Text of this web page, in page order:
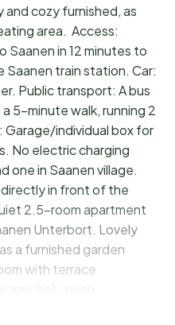
cozy furnished, as
area. Access:
in 12 minutes to
Saanen train station. Car:
Public transport: A bus
5-minute walk, running 2
Garage/individual box for
No electric charging
one in Saanen village.
directly in front of the
2.5-room apartment
Unterbort. Lovely
a furnished garden
with terrace